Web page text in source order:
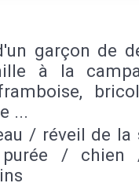
garçon de
à la
...
/ réveil de la
/ chien